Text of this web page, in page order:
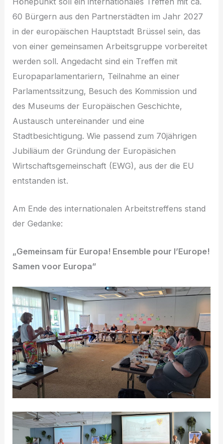
60 Bürgern aus den Partnerstädten im Jahr 2027
in der europäischen Hauptstadt Brüssel sein, das
von einer gemeinsamen Arbeitsgruppe vorbereitet
werden soll. Angedacht sind ein Treffen mit
Europaparlamentariern, Teilnahme an einer
Parlamentssitzung, Besuch des Kommission und
des Museums der Europäischen Geschichte,
Austausch untereinander und eine
Stadtbesichtigung. Wie passend zum 70jährigen
Jubiliäum der Gründung der Europäsichen
Wirtschaftsgemeinschaft (EWG), aus der die EU
entstanden ist.
Am Ende des internationalen Arbeitstreffens stand
der Gedanke:
„Gemeinsam für Europa! Ensemble pour l’Europe!
Samen voor Europa”